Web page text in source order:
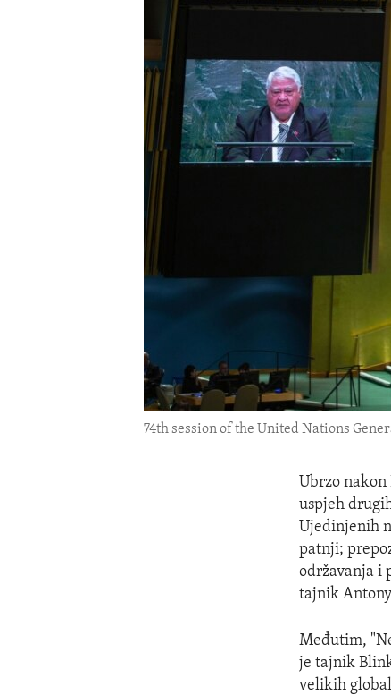
IDEALS AND INSTITUTIONS
74th session of the United Nations
Ubrzo
uspjeh
Ujedinjenih
patnji;
održavanja i
tajnik
Međutim,
je tajnik
velikih